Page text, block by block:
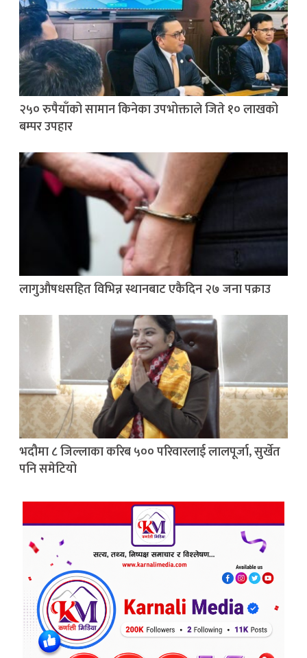
२५० रुपैयाँको सामान किनेका उपभोक्ताले जिते १० लाखको
बम्पर उपहार
लागुऔषधसहित विभिन्न स्थानबाट एकैदिन २७ जना पक्राउ
भदौमा ८ जिल्लाका करिब ५०० परिवारलाई लालपूर्जा, सुर्खेत
पनि समेटियो